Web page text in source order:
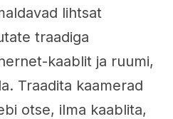
lihtsat
traadiga
kaablit ja ruumi,
Traadita kaamerad
otse, ilma kaablita,